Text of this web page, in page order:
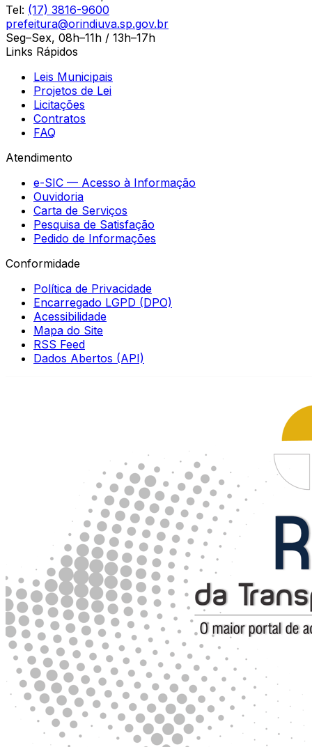
Tel: (17) 3816-9600
prefeitura@orindiuva.sp.gov.br
Seg–Sex, 08h–11h / 13h–17h
Links Rápidos
Leis Municipais
Projetos de Lei
Licitações
Contratos
FAQ
Atendimento
e-SIC — Acesso à Informação
Ouvidoria
Carta de Serviços
Pesquisa de Satisfação
Pedido de Informações
Conformidade
Política de Privacidade
Encarregado LGPD (DPO)
Acessibilidade
Mapa do Site
RSS Feed
Dados Abertos (API)